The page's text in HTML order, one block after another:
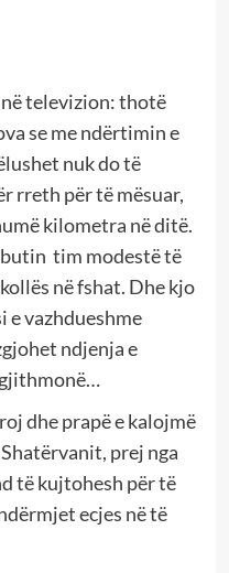
televizion: thotë
se me ndërtimin e
nuk do të
rreth për të mësuar,
kilometra në ditë.
tim modestë të
në fshat. Dhe kjo
e vazhdueshme
ndjenja e
dhe prapë e kalojmë
prej nga
të kujtohesh për të
ecjes në të